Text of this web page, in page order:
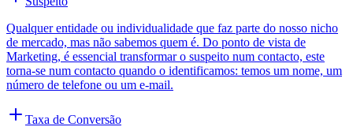
Qualquer entidade ou individualidade que faz parte do nosso nicho
de mercado, mas não sabemos quem é. Do ponto de vista de
Marketing, é essencial transformar o suspeito num contacto, este
torna-se num contacto quando o identificamos: temos um nome, um
número de telefone ou um e-mail.
Taxa de Conversão